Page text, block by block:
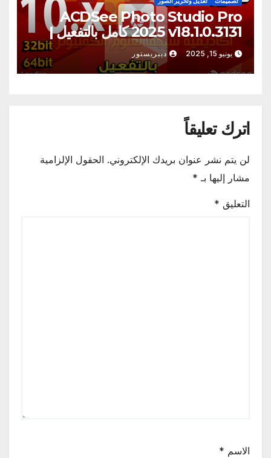
ACDSee Photo Studio Pro
2025 v18.1.0.3131 كامل بالتفعيل |
برنامج تعديل وتحرير الصور وتحسين
الجودة باحترافية
يونيو 15, 2025 ديبريستور
اترك تعليقاً
لن يتم نشر عنوان بريدك الإلكتروني. الحقول الإلزامية
مشار إليها بـ *
التعليق *
الاسم *